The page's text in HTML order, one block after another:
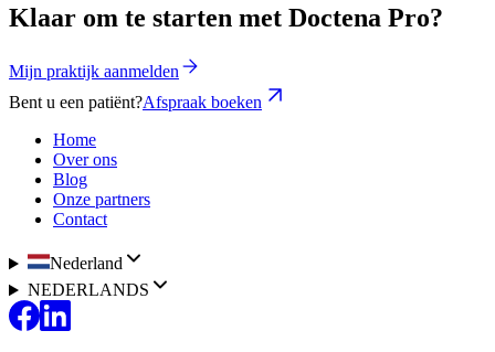
Klaar om te starten met Doctena Pro?
Mijn praktijk aanmelden
Bent u een patiënt?Afspraak boeken
Home
Over ons
Blog
Onze partners
Contact
Nederland
NEDERLANDS